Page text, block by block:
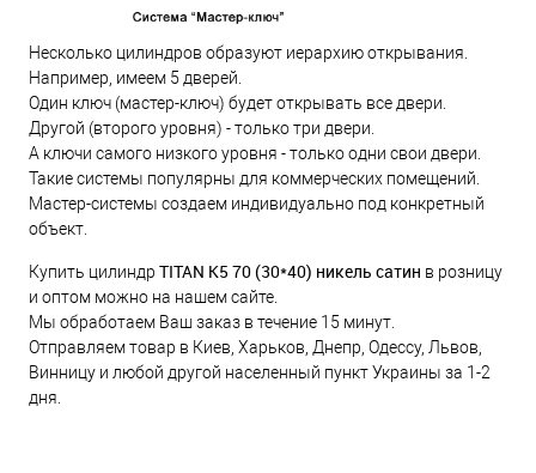
Несколько цилиндров образуют иерархию открывания.
Например, имеем 5 дверей.
Один ключ (мастер-ключ) будет открывать все двери.
Другой (второго уровня) - только три двери.
А ключи самого низкого уровня - только одни свои двери.
Такие системы популярны для коммерческих помещений.
Мастер-системы создаем индивидуально под конкретный
объект.
Купить цилиндр TITAN K5 70 (30*40) никель сатин в розницу
и оптом можно на нашем сайте.
Мы обработаем Ваш заказ в течение 15 минут.
Отправляем товар в Киев, Харьков, Днепр, Одессу, Львов,
Винницу и любой другой населенный пункт Украины за 1-2
дня.